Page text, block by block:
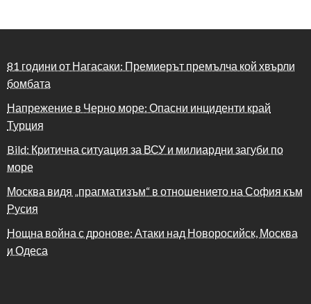
81 години от Нагасаки: Премиерът премълча кой хвърли
бомбата
Напрежение в Черно море: Опасни инциденти край
Турция
Bild: Критична ситуация за ВСУ и милиардни загуби по
море
Москва видя „прагматизъм“ в отношението на София към
Русия
Нощна война с дронове: Атаки над Новоросийск, Москва
и Одеса